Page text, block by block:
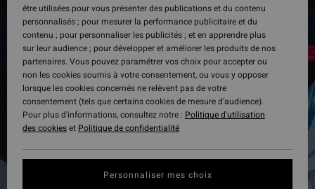
être utilisées pour vous présenter des publications et du contenu
personnalisés ; pour mesurer la performance publicitaire et du
contenu ; pour personnaliser les publicités ; et en apprendre plus
sur leur audience ; pour développer et améliorer les produits de nos
partenaires. Vous pouvez paramétrer vos choix pour accepter ou
non les cookies soumis à votre consentement, ou vous y opposer
lorsque les cookies concernés ne relèvent pas de votre
consentement (tels que certains cookies de mesure d’audience).
Pour plus d'informations, consultez notre : Politique d'utilisation
des cookieset Politique de confidentialité
Personnaliser mes choix